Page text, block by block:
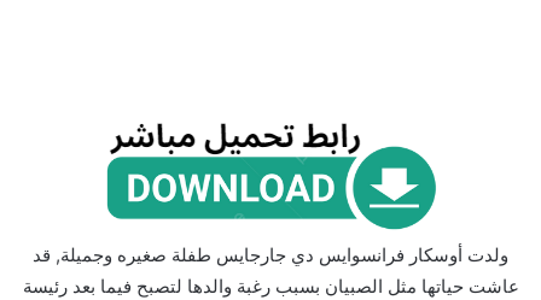
ولدت أوسكار فرانسوايس دي جارجايس طفلة صغيره وجميلة, قد
عاشت حياتها مثل الصبيان بسبب رغبة والدها لتصبح فيما بعد رئيسة